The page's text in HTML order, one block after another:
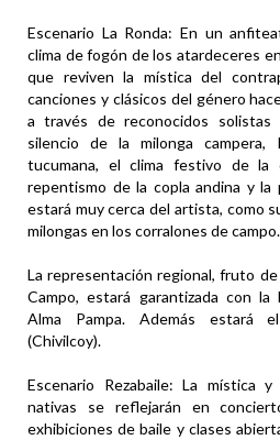
Escenario La Ronda: En un
clima de fogón de los atardeceres
que reviven la mística del
canciones y clásicos del género
a través de reconocidos
silencio de la milonga campera,
tucumana, el clima festivo de la
repentismo de la copla andina y la
estará muy cerca del artista, como
milongas en los corralones de campo.
La representación regional, fruto
Campo, estará garantizada con la
Alma Pampa. Además estará
(Chivilcoy).
Escenario Rezabaile: La mística
nativas se reflejarán en
exhibiciones de baile y clases